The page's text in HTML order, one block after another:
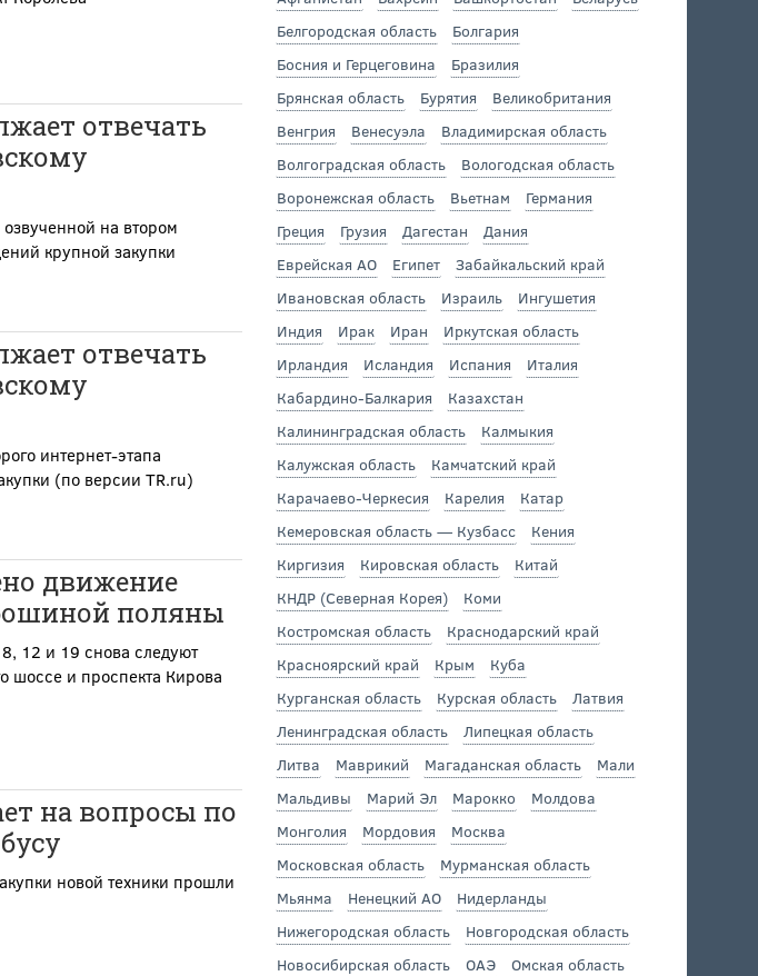
отвечать
на втором
крупной закупки
отвечать
интернет-этапа
(по версии TR.ru)
движение
поляны
12 и 19 снова следуют
шоссе и проспекта Кирова
на вопросы по
новой техники прошли
Белгородская область
Болгария
Босния и Герцеговина
Бразилия
Брянская область
Бурятия
Великобритания
Венгрия
Венесуэла
Владимирская область
Волгоградская область
Вологодская область
Воронежская область
Вьетнам
Германия
Греция
Грузия Дагестан
Дания
Еврейская АО
Египет
Забайкальский край
Ивановская область
Израиль
Ингушетия
Индия
Ирак Иран
Иркутская область
Ирландия
Исландия Испания
Италия
Кабардино-Балкария
Казахстан
Калининградская область
Калмыкия
Калужская область
Камчатский край
Карачаево-Черкесия
Карелия
Катар
Кемеровская область — Кузбасс
Кения
Киргизия
Кировская область
Китай
КНДР (Северная Корея)
Коми
Костромская область
Краснодарский край
Красноярский край
Крым
Куба
Курганская область
Курская область
Латвия
Ленинградская область
Липецкая область
Литва
Маврикий Магаданская область
Мали
Мальдивы
Марий Эл Марокко
Молдова
Монголия
Мордовия
Москва
Московская область
Мурманская область
Мьянма
Ненецкий АО
Нидерланды
Нижегородская область
Новгородская область
Новосибирская область
ОАЭ
Омская область